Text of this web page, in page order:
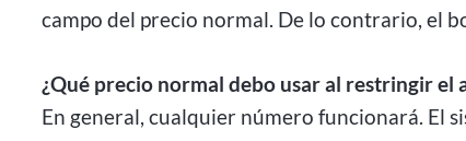
campo del precio normal. De lo contrario, el
¿Qué precio normal debo usar al restringir el
En general, cualquier número funcionará. El